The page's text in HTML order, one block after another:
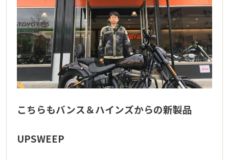
こちらもバンス＆ハインズからの新製品
UPSWEEP